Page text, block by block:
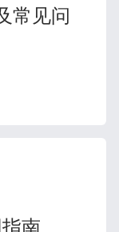
常见问
南